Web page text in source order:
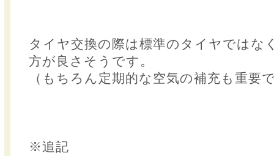
タイヤ交換の際は標準のタイヤではな
方が良さそうです。
（もちろん定期的な空気の補充も重要
※追記